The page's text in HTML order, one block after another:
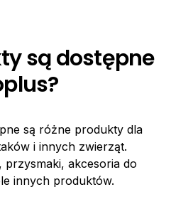
są dostępne
są różne produkty dla
i innych zwierząt.
akcesoria do
innych produktów.